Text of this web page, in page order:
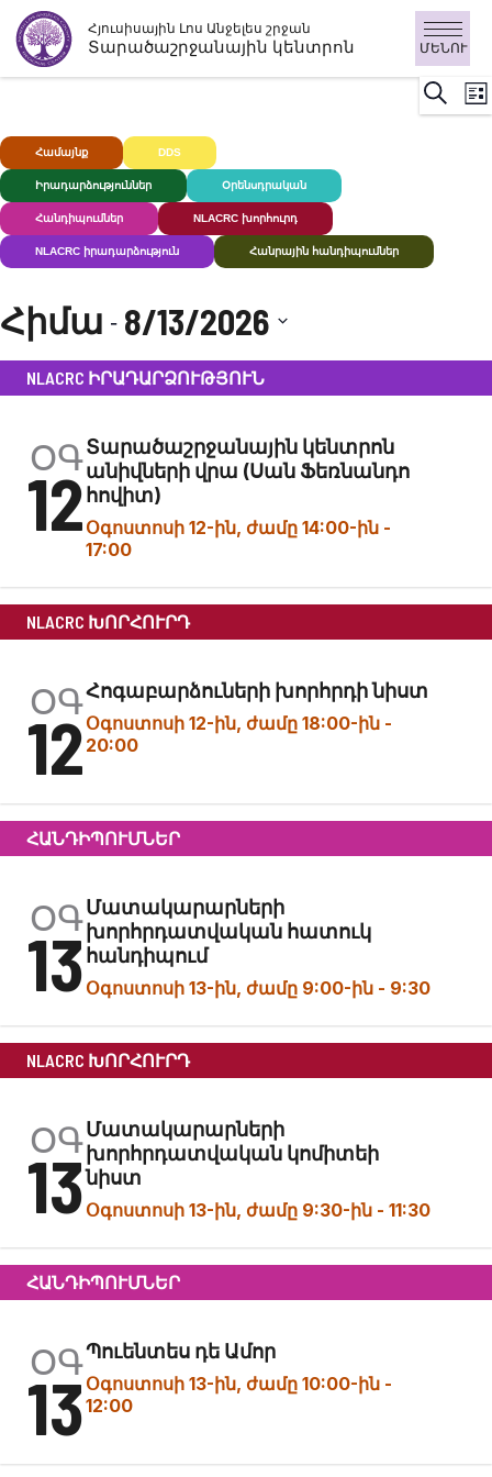
Անցնել
բովանդակությանըՀյուսիսային Լոս Անջելես շրջան
Տարածաշրջանային կենտրոն ՄԵՆՈՒ
Համայնք DDS
Իրադարձություններ Օրենսդրական
Հանդիպումներ NLACRC խորհուրդ
NLACRC իրադարձություն Հանրային հանդիպումներ
Հիմա - 8/13/2026
ամսաթիվը:
NLACRC ԻՐԱԴԱՐՁՈՒԹՅՈՒՆ
ՕԳ
12
Տարածաշրջանային կենտրոն
անիվների վրա (Սան Ֆեռնանդո
հովիտ)
Օգոստոսի 12-ին, ժամը 14:00-ին -
17:00
NLACRC ԽՈՐՀՈՒՐԴ
ՕԳ
12
Հոգաբարձուների խորհրդի նիստ
Օգոստոսի 12-ին, ժամը 18:00-ին -
20:00
ՀԱՆԴԻՊՈՒՄՆԵՐ
ՕԳ
13
Մատակարարների
խորհրդատվական հատուկ
հանդիպում
Օգոստոսի 13-ին, ժամը 9:00-ին - 9:30
NLACRC ԽՈՐՀՈՒՐԴ
ՕԳ
13
Մատակարարների
խորհրդատվական կոմիտեի
նիստ
Օգոստոսի 13-ին, ժամը 9:30-ին - 11:30
ՀԱՆԴԻՊՈՒՄՆԵՐ
ՕԳ
13
Պուենտես դե Ամոր
Օգոստոսի 13-ին, ժամը 10:00-ին -
12:00